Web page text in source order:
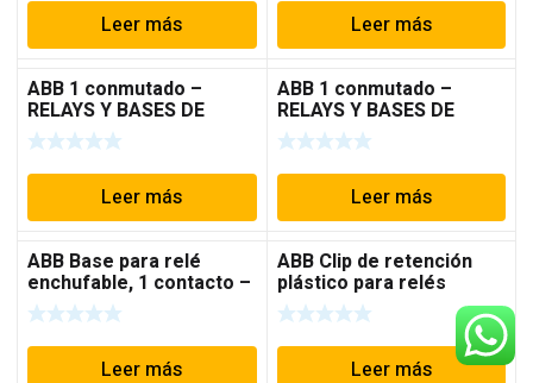
Leer más Leer más
ABB 1 conmutado –
RELAYS Y BASES DE
INTERFACE
Leer más
ABB 1 conmutado –
RELAYS Y BASES DE
INTERFACE
Leer más
ABB Base para relé
enchufable, 1 contacto –
RELAYS Y BASES DE
INTERFACE
Leer más
ABB Clip de retención
plástico para relés
modelo CR-P – RELAYS Y
BASES DE INTERFACE
Leer más